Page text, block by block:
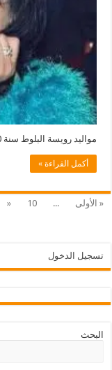
مواليد رويسة البلوط سنة 1970 اختصاص
أكمل القراءة »
« الأولى ...
10
«
تسجيل الدخول
البحث